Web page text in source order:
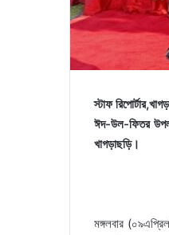
স্টাফ
ঈদ-উল-ফিতর
খাগড়াছড়ি।
মঙ্গলবার